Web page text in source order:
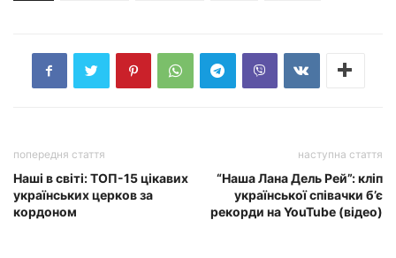
попередня стаття
Наші в світі: ТОП-15 цікавих
українських церков за
кордоном
наступна стаття
“Наша Лана Дель Рей”: кліп
української співачки б’є
рекорди на YouTube (відео)